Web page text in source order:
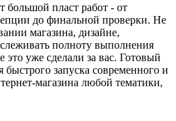
большой пласт работ - от
до финальной проверки. Не
магазина, дизайне,
полноту выполнения
уже сделали за вас. Готовый
быстрого запуска современного и
магазина любой тематики,